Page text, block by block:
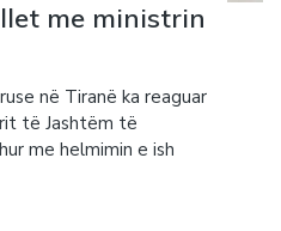
me ministrin
në Tiranë ka reaguar
të Jashtëm të
me helmimin e ish